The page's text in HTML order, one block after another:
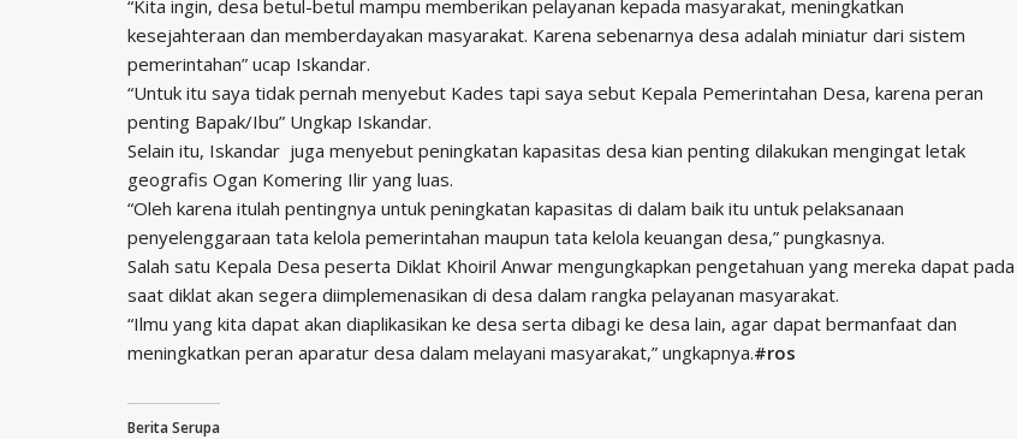
“Kita ingin, desa betul-betul mampu memberikan pelayanan kepada masyarakat, meningkatkan
kesejahteraan dan memberdayakan masyarakat. Karena sebenarnya desa adalah miniatur dari sistem
pemerintahan” ucap Iskandar.
“Untuk itu saya tidak pernah menyebut Kades tapi saya sebut Kepala Pemerintahan Desa, karena peran
penting Bapak/Ibu” Ungkap Iskandar.
Selain itu, Iskandar juga menyebut peningkatan kapasitas desa kian penting dilakukan mengingat letak
geografis Ogan Komering Ilir yang luas.
“Oleh karena itulah pentingnya untuk peningkatan kapasitas di dalam baik itu untuk pelaksanaan
penyelenggaraan tata kelola pemerintahan maupun tata kelola keuangan desa,” pungkasnya.
Salah satu Kepala Desa peserta Diklat Khoiril Anwar mengungkapkan pengetahuan yang mereka dapat pada
saat diklat akan segera diimplemenasikan di desa dalam rangka pelayanan masyarakat.
“Ilmu yang kita dapat akan diaplikasikan ke desa serta dibagi ke desa lain, agar dapat bermanfaat dan
meningkatkan peran aparatur desa dalam melayani masyarakat,” ungkapnya.#ros
Berita Serupa